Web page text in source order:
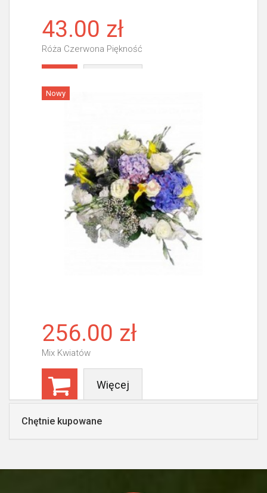
43.00 zł
Róża Czerwona Piękność
Nowy
256.00 zł
Mix Kwiatów
Więcej
Chętnie kupowane